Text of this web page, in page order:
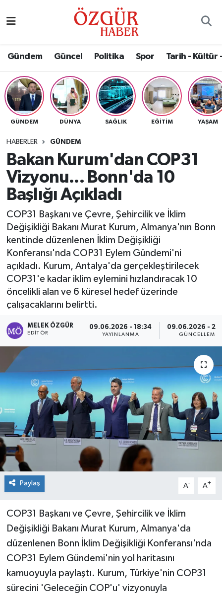
Gündem Güncel Politika Spor Tarih - Kültür
GÜNDEM DÜNYA SAĞLIK EĞITIM YAŞAM
HABERLER GÜNDEM
Bakan Kurum'dan COP31
Vizyonu... Bonn'da 10
Başlığı Açıkladı
COP31 Başkanı ve Çevre, Şehircilik ve İklim
Değişikliği Bakanı Murat Kurum, Almanya'nın Bonn
kentinde düzenlenen İklim Değişikliği
Konferansı'nda COP31 Eylem Gündemi'ni
açıkladı. Kurum, Antalya'da gerçekleştirilecek
COP31'e kadar iklim eylemini hızlandıracak 10
öncelikli alan ve 6 küresel hedef üzerinde
çalışacaklarını belirtti.
MELEK ÖZGÜR
EDITÖR
09.06.2026 - 18:34
YAYINLANMA
09.06.2026 -
GÜNCELLEME
Paylaş A- A+
COP31 Başkanı ve Çevre, Şehircilik ve İklim
Değişikliği Bakanı Murat Kurum, Almanya'da
düzenlenen Bonn İklim Değişikliği Konferansı'nda
COP31 Eylem Gündemi'nin yol haritasını
kamuoyuyla paylaştı. Kurum, Türkiye'nin COP31
sürecini 'Geleceğin COP'u' vizyonuyla
Eğitim
Ekonomi
Güncel
Gündem
Magazin
Politika
Sağlık
Spor
Tarih - Kültür - Sanat - Turizm
Nöbetçi Eczaneler
Namaz Vakitleri
Trafik Durumu
Süper Lig Puan Durumu ve Fikstür
Tüm Manşetler
Son Dakika Haberleri
Haber Arşivi